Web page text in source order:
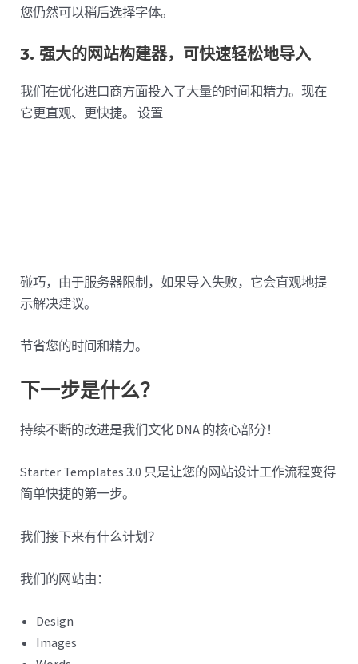
您仍然可以稍后选择字体。
3. 强大的网站构建器，可快速轻松地导入
我们在优化进口商方面投入了大量的时间和精力。现在
它更直观、更快捷。 设置
碰巧，由于服务器限制，如果导入失败，它会直观地提
示解决建议。
节省您的时间和精力。
下一步是什么？
持续不断的改进是我们文化 DNA 的核心部分！
Starter Templates 3.0 只是让您的网站设计工作流程变得
简单快捷的第一步。
我们接下来有什么计划？
我们的网站由：
Design
Images